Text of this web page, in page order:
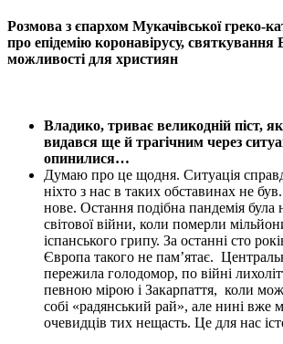
Розмова з єпархом Мукачівської греко-
про епідемію коронавірусу, святкування
можливості для християн
Владико, триває великодній піст,
видався ще й трагічним через
опинилися…
Думаю про це щодня. Ситуація
ніхто з нас в таких обставинах не
нове. Остання подібна пандемія була
світової війни, коли померли
іспанського грипу. За останні сто
Європа такого не пам’ятає.
пережила голодомор, по війні
певною мірою і Закарпаття, коли
собі «радянський рай», але нині вже
очевидців тих нещасть. Це для нас